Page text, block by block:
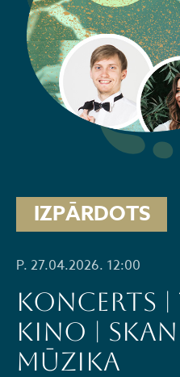
IZPĀRDOTS
P. 27.04.2026. 12:00
Koncerts |
kino |
mūzika